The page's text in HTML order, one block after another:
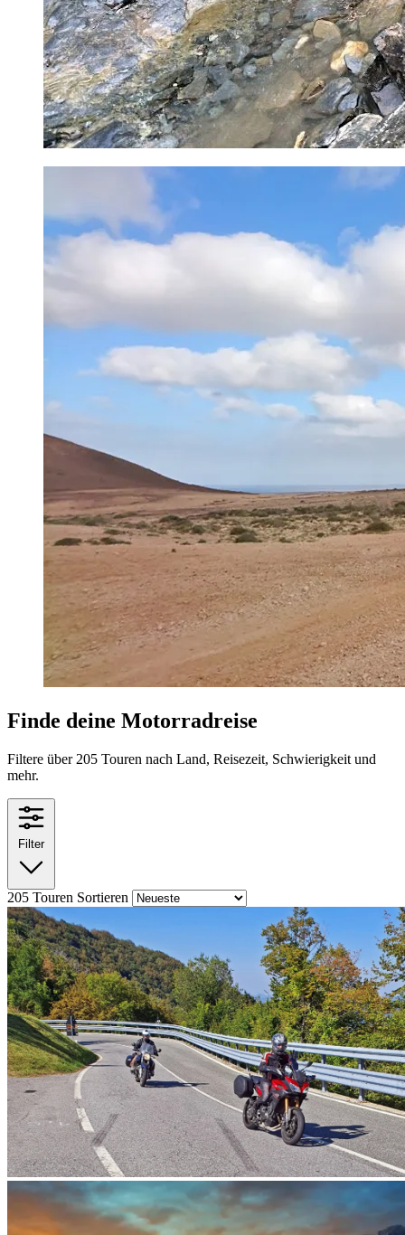
Finde deine Motorradreise
Filtere über 205 Touren nach Land, Reisezeit, Schwierigkeit und
mehr.
Filter
205 Touren Sortieren